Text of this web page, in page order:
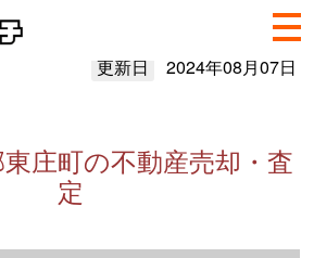
更新日 2024年08月07日
庄町の不動産売却・査
定